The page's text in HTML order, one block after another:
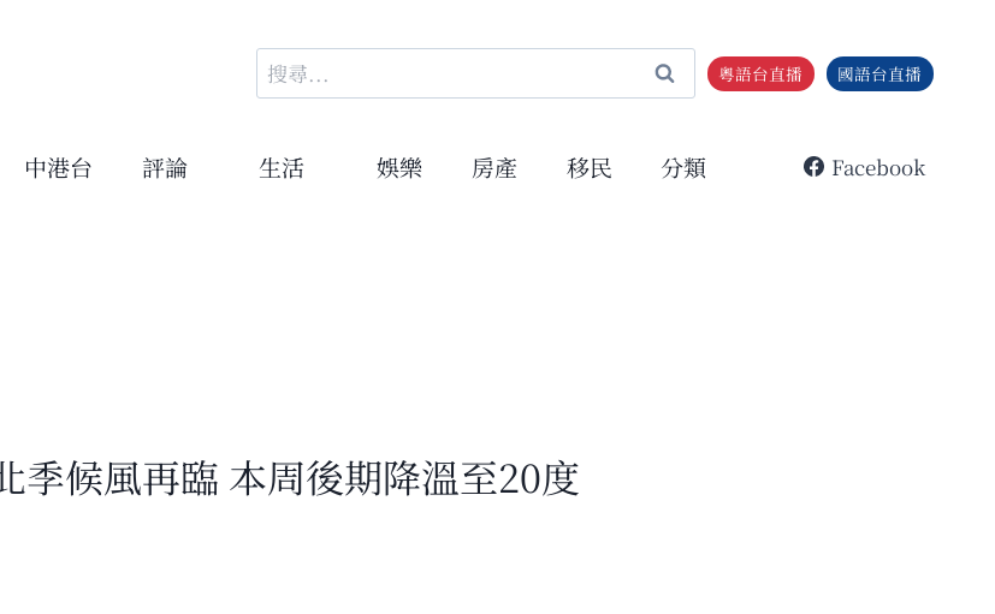
搜
尋
鍵
粵語台直播 國語台直播
中港台 評論 生活 娛樂 房產 移民 分類 Facebook
季候風再臨 本周後期降溫至20度